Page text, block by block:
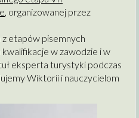
, organizowanej przez
z etapów pisemnych
w zawodzie i w
eksperta turystyki podczas
Wiktorii i nauczycielom